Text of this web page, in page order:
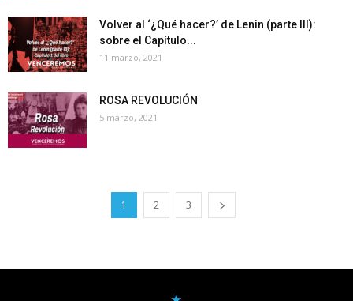
Volver al ‘¿Qué hacer?’ de Lenin (parte III):
sobre el Capítulo...
11 marzo, 2021
ROSA REVOLUCIÓN
5 marzo, 2021
1 2 3